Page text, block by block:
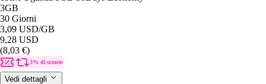
3GB
30 Giorni
3,09 USD/GB
9,28 USD
(8,03 €)
3% di sconto
Vedi dettagli